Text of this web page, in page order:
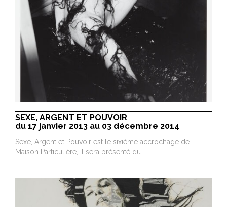
SEXE, ARGENT ET POUVOIR
du 17 janvier 2013 au 03 décembre 2014
Sexe, Argent et Pouvoir est le sixième accrochage de
Maison Particulière, il sera présenté du …